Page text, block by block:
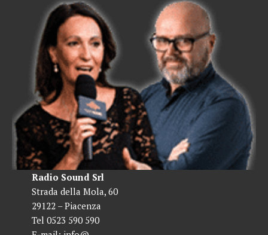
Radio Sound Srl
Strada della Mola, 60
29122 – Piacenza
Tel 0523 590 590